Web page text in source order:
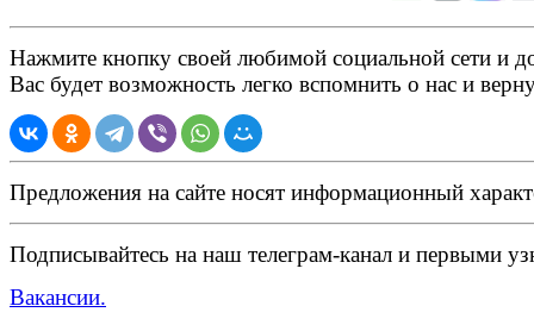
Нажмите кнопку своей любимой социальной сети и
Вас будет возможность легко вспомнить о нас и
Предложения на сайте носят информационный
Подписывайтесь на наш телеграм-канал и первыми
Вакансии.